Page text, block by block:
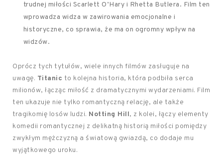
trudnej miłości Scarlett O’Hary i Rhetta Butlera. Film ten
wprowadza widza w zawirowania emocjonalne i
historyczne, co sprawia, że ma on ogromny wpływ na
widzów.
Oprócz tych tytułów, wiele innych filmów zasługuje na
uwagę. Titanic to kolejna historia, która podbiła serca
milionów, łącząc miłość z dramatycznymi wydarzeniami. Film
ten ukazuje nie tylko romantyczną relację, ale także
tragikomię losów ludzi. Notting Hill, z kolei, łączy elementy
komedii romantycznej z delikatną historią miłości pomiędzy
zwykłym mężczyzną a światową gwiazdą, co dodaje mu
wyjątkowego uroku.